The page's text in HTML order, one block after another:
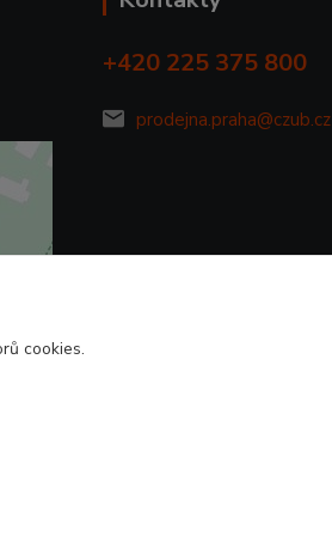
+420 225 375 800
prodejna.praha@czub.cz
cookies.